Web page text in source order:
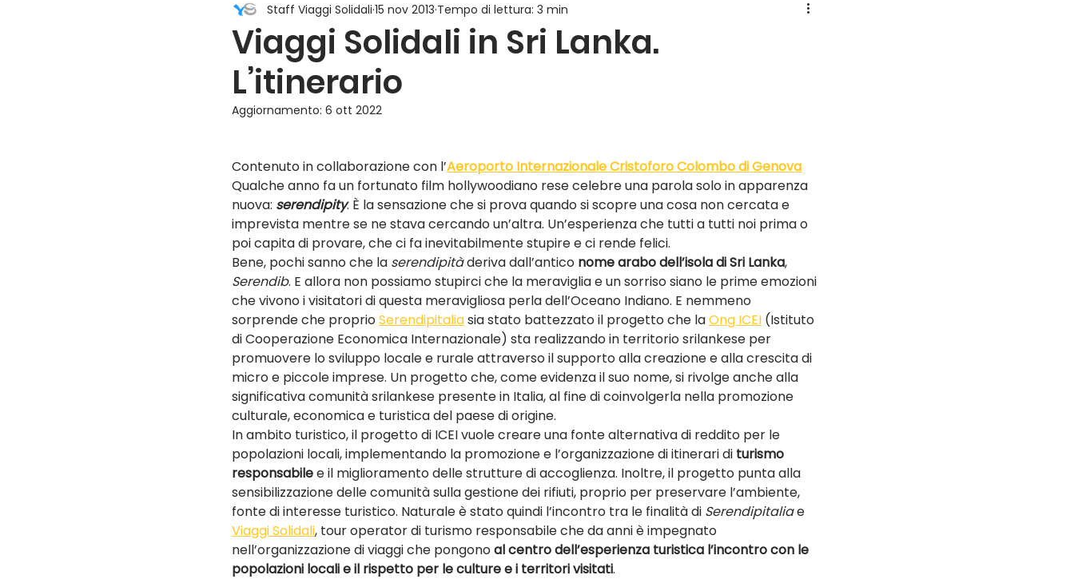
Dicono di noi Carnet Good News I Viaggi della Tarta
Il mondo @ casa mia Il mondo fuori mi aspetta
Viaggi Solidali in Sri Lanka.
L’itinerario
Staff Viaggi Solidali 15 nov 2013 Tempo di lettura: 3 min
Aggiornamento: 6 ott 2022
Contenuto in collaborazione con l’Aeroporto Internazionale Cristoforo Colombo di Genova
Qualche anno fa un fortunato film hollywoodiano rese celebre una parola solo in apparenza
nuova: serendipity. È la sensazione che si prova quando si scopre una cosa non cercata e
imprevista mentre se ne stava cercando un’altra. Un’esperienza che tutti a tutti noi prima o
poi capita di provare, che ci fa inevitabilmente stupire e ci rende felici.
Bene, pochi sanno che la serendipità deriva dall’antico nome arabo dell’isola di Sri Lanka,
Serendib. E allora non possiamo stupirci che la meraviglia e un sorriso siano le prime emozioni
che vivono i visitatori di questa meravigliosa perla dell’Oceano Indiano. E nemmeno
sorprende che proprio Serendipitalia sia stato battezzato il progetto che la Ong ICEI (Istituto
di Cooperazione Economica Internazionale) sta realizzando in territorio srilankese per
promuovere lo sviluppo locale e rurale attraverso il supporto alla creazione e alla crescita di
micro e piccole imprese. Un progetto che, come evidenza il suo nome, si rivolge anche alla
significativa comunità srilankese presente in Italia, al fine di coinvolgerla nella promozione
culturale, economica e turistica del paese di origine.
In ambito turistico, il progetto di ICEI vuole creare una fonte alternativa di reddito per le
popolazioni locali, implementando la promozione e l’organizzazione di itinerari di turismo
responsabile e il miglioramento delle strutture di accoglienza. Inoltre, il progetto punta alla
sensibilizzazione delle comunità sulla gestione dei rifiuti, proprio per preservare l’ambiente,
fonte di interesse turistico. Naturale è stato quindi l’incontro tra le finalità di Serendipitalia e
Viaggi Solidali, tour operator di turismo responsabile che da anni è impegnato
nell’organizzazione di viaggi che pongono al centro dell’esperienza turistica l’incontro con le
popolazioni locali e il rispetto per le culture e i territori visitati.